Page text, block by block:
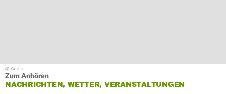
Zum Anhören
NACHRICHTEN, WETTER, VERANSTALTUNGEN